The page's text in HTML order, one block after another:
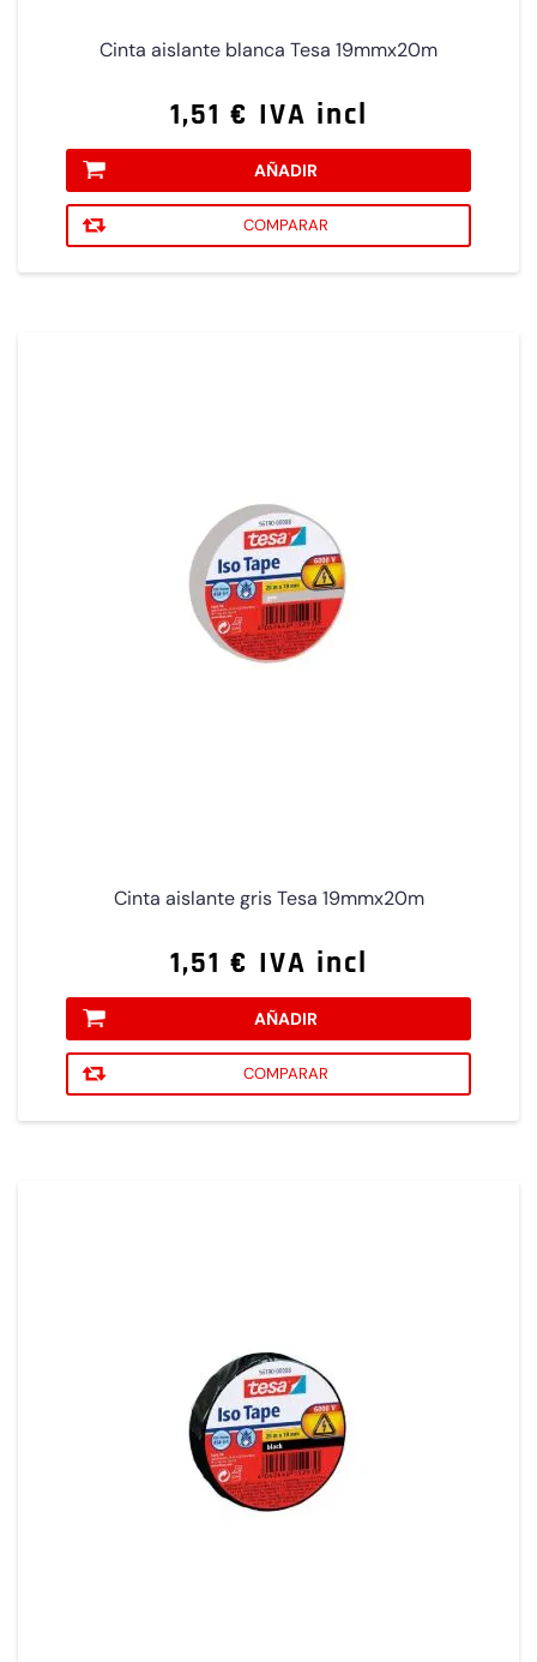
Cinta aislante blanca Tesa 19mmx20m
1,51 € IVA incl
AÑADIR
COMPARAR
Cinta aislante gris Tesa 19mmx20m
1,51 € IVA incl
AÑADIR
COMPARAR